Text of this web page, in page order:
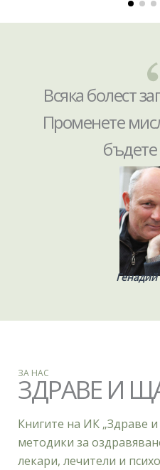
Всяка болест
Променете
ЗА НАС
ЗДРАВЕ И
Книгите на ИК „Здраве
методики за
лекари, лечители и